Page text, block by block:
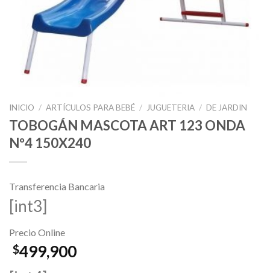
INICIO / ARTÍCULOS PARA BEBÉ / JUGUETERIA / DE JARDIN
TOBOGÁN MASCOTA ART 123 ONDA
Nº4 150X240
Transferencia Bancaria
[int3]
Precio Online
$499,900